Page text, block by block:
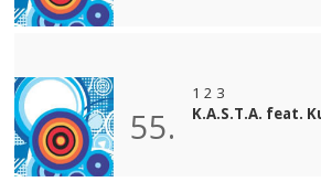
55.
1 2 3
K.A.S.T.A. feat.